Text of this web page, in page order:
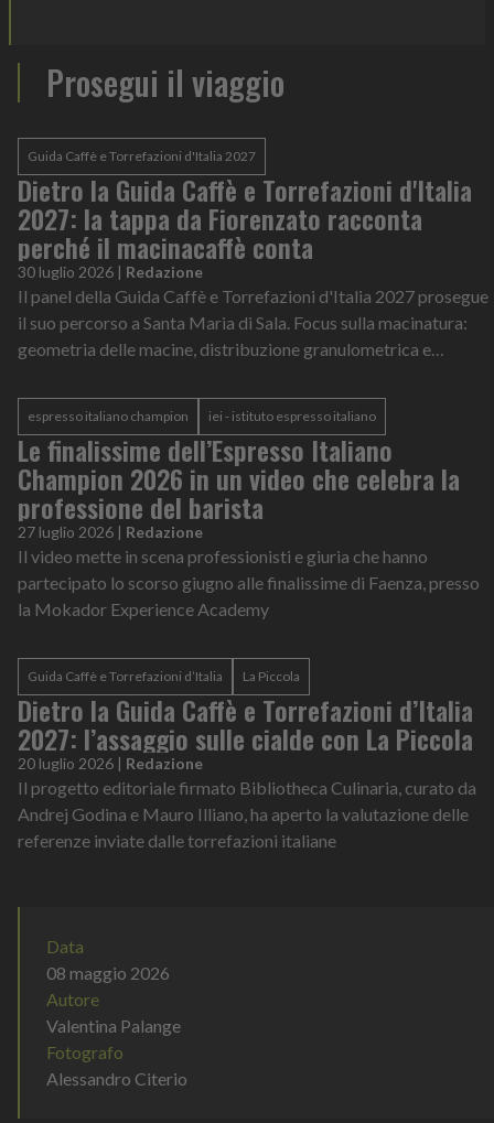
Prosegui il viaggio
Guida Caffè e Torrefazioni d'Italia 2027
Dietro la Guida Caffè e Torrefazioni d'Italia
2027: la tappa da Fiorenzato racconta
perché il macinacaffè conta
30 luglio 2026 | Redazione
Il panel della Guida Caffè e Torrefazioni d'Italia 2027 prosegue
il suo percorso a Santa Maria di Sala. Focus sulla macinatura:
geometria delle macine, distribuzione granulometrica e
imparziali e confrontabili
espresso italiano champion iei - istituto espresso italiano
Le finalissime dell’Espresso Italiano
Champion 2026 in un video che celebra la
professione del barista
27 luglio 2026 | Redazione
Il video mette in scena professionisti e giuria che hanno
partecipato lo scorso giugno alle finalissime di Faenza, presso
la Mokador Experience Academy
Guida Caffè e Torrefazioni d’Italia La Piccola
Dietro la Guida Caffè e Torrefazioni d’Italia
2027: l’assaggio sulle cialde con La Piccola
20 luglio 2026 | Redazione
Il progetto editoriale firmato Bibliotheca Culinaria, curato da
Andrej Godina e Mauro Illiano, ha aperto la valutazione delle
referenze inviate dalle torrefazioni italiane
Data
08 maggio 2026
Autore
Valentina Palange
Fotografo
Alessandro Citerio